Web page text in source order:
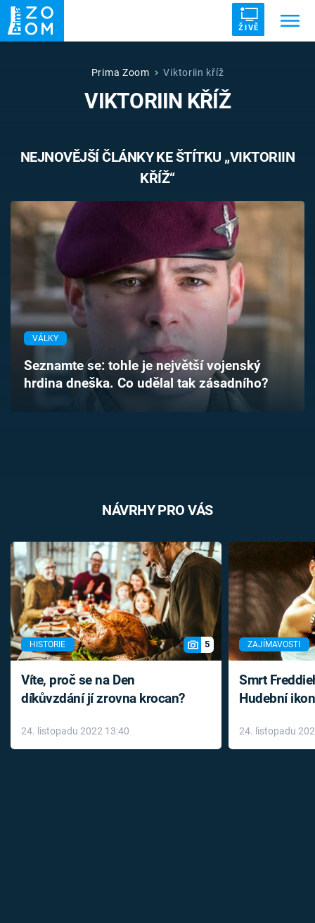
ŽIVĚ
UFO DRUHÁ SVĚTOVÁ VÁLKA
VETŘELCI DÁVNOVĚKU
Témata
Pořady
TV Program
Časopis
Sledujte prima+
Prima Zoom Viktoriin kříž
VIKTORIIN KŘÍŽ
NEJNOVĚJŠÍ ČLÁNKY KE ŠTÍTKU „VIKTORIIN
KŘÍŽ“
VÁLKY
Seznamte se: tohle je největší vojenský
hrdina dneška. Co udělal tak zásadního?
NÁVRHY PRO VÁS
HISTORIE 5
Víte, proč se na Den
díkůvzdání jí zrovna krocan?
24. listopadu 2022 13:40
ZAJÍMAVOSTI
Smrt
Hudební
léky
24. listopadu